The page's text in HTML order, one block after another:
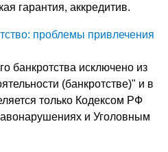
гарантия, аккредитив.
проблемы привлечения
банкротства исключено из
(банкротстве)" и в
только Кодексом РФ
и Уголовным